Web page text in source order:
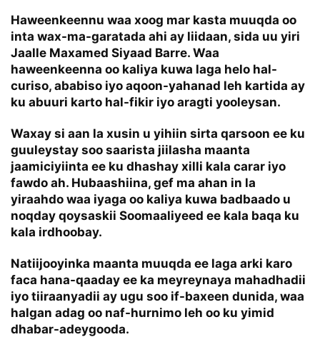
Haweenkeennu waa xoog mar kasta muuqda oo
inta wax-ma-garatada ahi ay liidaan, sida uu yiri
Jaalle Maxamed Siyaad Barre. Waa
haweenkeenna oo kaliya kuwa laga helo hal-
curiso, ababiso iyo aqoon-yahanad leh kartida ay
ku abuuri karto hal-fikir iyo aragti yooleysan.
Waxay si aan la xusin u yihiin sirta qarsoon ee ku
guuleystay soo saarista jiilasha maanta
jaamiciyiinta ee ku dhashay xilli kala carar iyo
fawdo ah. Hubaashiina, gef ma ahan in la
yiraahdo waa iyaga oo kaliya kuwa badbaado u
noqday qoysaskii Soomaaliyeed ee kala baqa ku
kala irdhoobay.
Natiijooyinka maanta muuqda ee laga arki karo
faca hana-qaaday ee ka meyreynaya mahadhadii
iyo tiiraanyadii ay ugu soo if-baxeen dunida, waa
halgan adag oo naf-hurnimo leh oo ku yimid
dhabar-adeygooda.